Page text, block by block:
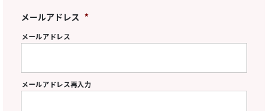
メールアドレス *
メールアドレス
メールアドレス再入力